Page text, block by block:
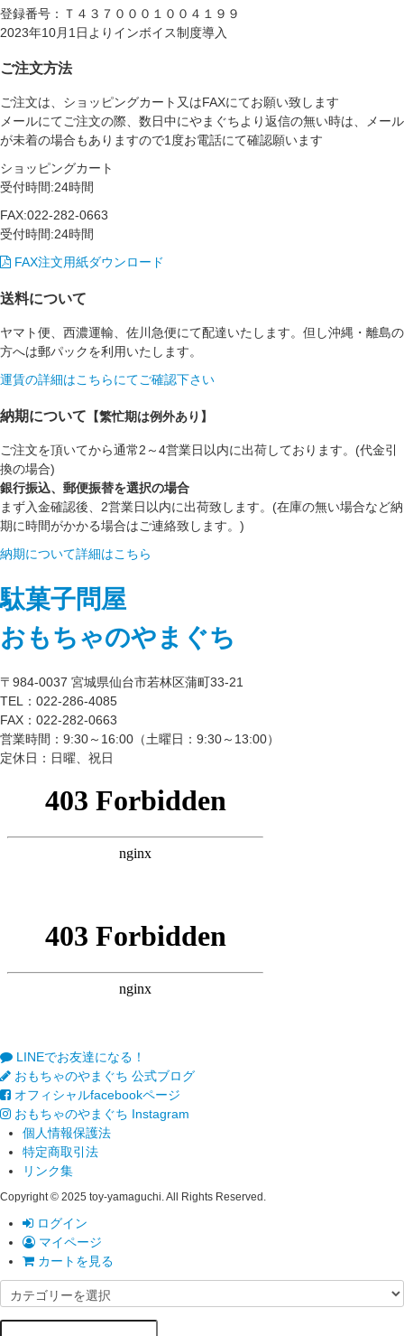
登録番号：Ｔ４３７０００１００４１９９
2023年10月1日よりインボイス制度導入
ご注文方法
ご注文は、ショッピングカート又はFAXにてお願い致します
メールにてご注文の際、数日中にやまぐちより返信の無い時は、メール
が未着の場合もありますので1度お電話にて確認願います
ショッピングカート
受付時間:24時間
FAX:022-282-0663
受付時間:24時間
FAX注文用紙ダウンロード
送料について
ヤマト便、西濃運輸、佐川急便にて配達いたします。但し沖縄・離島の
方へは郵パックを利用いたします。
運賃の詳細はこちらにてご確認下さい
納期について 【繁忙期は例外あり】
ご注文を頂いてから通常2～4営業日以内に出荷しております。(代金引
換の場合)
銀行振込、郵便振替を選択の場合
まず入金確認後、2営業日以内に出荷致します。(在庫の無い場合など納
期に時間がかかる場合はご連絡致します。)
納期について詳細はこちら
駄菓子問屋
おもちゃのやまぐち
〒984-0037 宮城県仙台市若林区蒲町33-21
TEL：022-286-4085
FAX：022-282-0663
営業時間：9:30～16:00（土曜日：9:30～13:00）
定休日：日曜、祝日
LINEでお友達になる！
おもちゃのやまぐち 公式ブログ
オフィシャルfacebookページ
おもちゃのやまぐち Instagram
個人情報保護法
特定商取引法
リンク集
Copyright © 2025 toy-yamaguchi. All Rights Reserved.
ログイン
マイページ
カートを見る